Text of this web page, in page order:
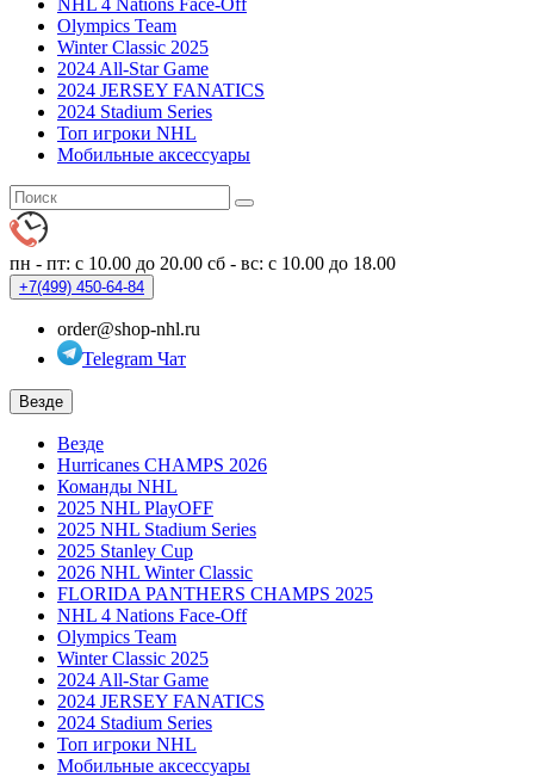
Olympics Team
Winter Classic 2025
2024 All-Star Game
2024 JERSEY FANATICS
2024 Stadium Series
Топ игроки NHL
Мобильные аксессуары
пн - пт: с 10.00 до 20.00 сб - вс: с 10.00 до 18.00
+7(499) 450-64-84
order@shop-nhl.ru
Telegram Чат
Везде
Везде
Hurricanes CHAMPS 2026
Команды NHL
2025 NHL PlayOFF
2025 NHL Stadium Series
2025 Stanley Cup
2026 NHL Winter Classic
FLORIDA PANTHERS CHAMPS 2025
NHL 4 Nations Face-Off
Olympics Team
Winter Classic 2025
2024 All-Star Game
2024 JERSEY FANATICS
2024 Stadium Series
Топ игроки NHL
Мобильные аксессуары